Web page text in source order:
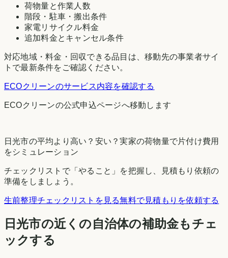
荷物量と作業人数
階段・駐車・搬出条件
家電リサイクル料金
追加料金とキャンセル条件
対応地域・料金・回収できる品目は、移動先の事業者サイ
トで最新条件をご確認ください。
ECOクリーンのサービス内容を確認する
ECOクリーンの公式申込ページへ移動します
日光市の平均より高い？安い？実家の荷物量で片付け費用
をシミュレーション
チェックリストで「やること」を把握し、見積もり依頼の
準備をしましょう。
生前整理チェックリストを見る無料で見積もりを依頼する
日光市の近くの自治体の補助金もチェ
ックする